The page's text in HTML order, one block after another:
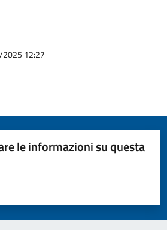
2025 12:27
le informazioni su questa
5 stelle su 5
su 5
su 5
5